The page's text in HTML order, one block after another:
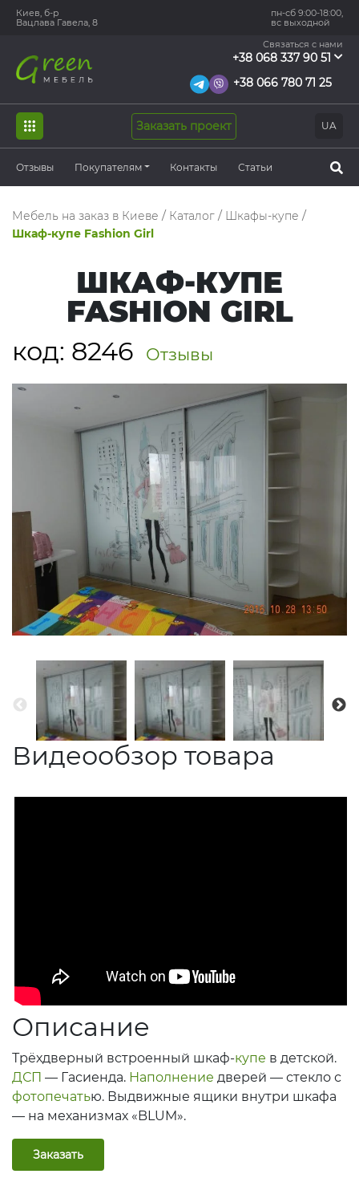
Киев, б-р
Вацлава Гавела, 8
пн-сб 9:00-18:00,
вс выходной
Связаться с нами
+38 068 337 90 51
+38 066 780 71 25
UA
Заказать проект
Отзывы Покупателям Контакты Статьи
Мебель на заказ в Киеве / Каталог / Шкафы-купе /
Шкаф-купе Fashion Girl
ШКАФ-КУПЕ
FASHION GIRL
код: 8246 Отзывы
Видеообзор товара
Описание
Трёхдверный встроенный шкаф-купе в детской.
ДСП — Гасиенда. Наполнение дверей — стекло с
фотопечатью. Выдвижные ящики внутри шкафа
— на механизмах «BLUM».
Заказать